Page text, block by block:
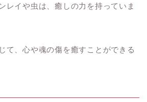
レイや虫は、癒しの力を持っていま
て、心や魂の傷を癒すことができる